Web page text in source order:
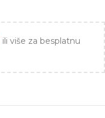
ili više za besplatnu